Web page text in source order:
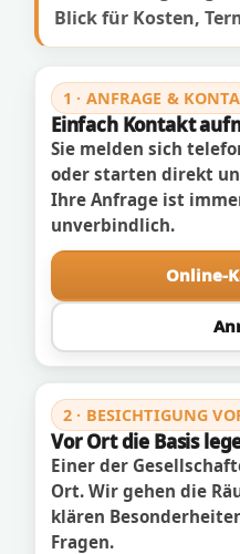
Blick für Kosten,
1 · ANFRAGE &
Einfach Kontakt
Sie melden sich
oder starten direkt
Ihre Anfrage ist
unverbindlich.
Online-
2 · BESICHTIGUNG
Vor Ort die Basis
Einer der
Ort. Wir gehen die
klären
Fragen.